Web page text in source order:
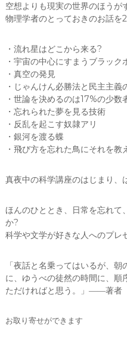
空想よりも現実の世界のほうが
物理学者のとっておきのお話を
・流れ星はどこから来る?
・宇宙の中心にすまうブラック
・真空の発見
・じゃんけん必勝法と民主主義
・世論を決めるのは17%の少数
・忘れられた夢を見る技術
・反乱を起こす奴隷アリ
・銀河を渡る蝶
・飛び方を忘れた鳥にそれを教
真夜中の科学講座のはじまり、
ほんのひととき、日常を忘れて
か?
科学や文学が好きな人へのプレ
「夜話と名乗ってはいるが、
に、ゆうべの徒然の時間に、順
ただければと思う。」――著者
お取り寄せができます